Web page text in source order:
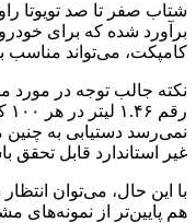
برآورد شده که برای
کامپکت، می‌تواند مناسب
نکته جالب توجه در
نمی‌رسد دستیابی به
غیر استاندارد قابل تحقق
با این ‌حال، می‌توان
هم پایین‌تر از نمونه‌های